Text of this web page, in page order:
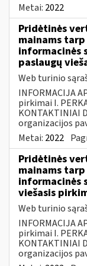
Metai: 2022
Pridėtinės
mainams
informacinės
paslaugų
Web turinio
INFORMACIJA
pirkimai I.
KONTAKTINIAI
organizacijos
Metai: 2022
Pridėtinės
mainams
informacinės
viešasis
Web turinio
INFORMACIJA
pirkimai I.
KONTAKTINIAI
organizacijos